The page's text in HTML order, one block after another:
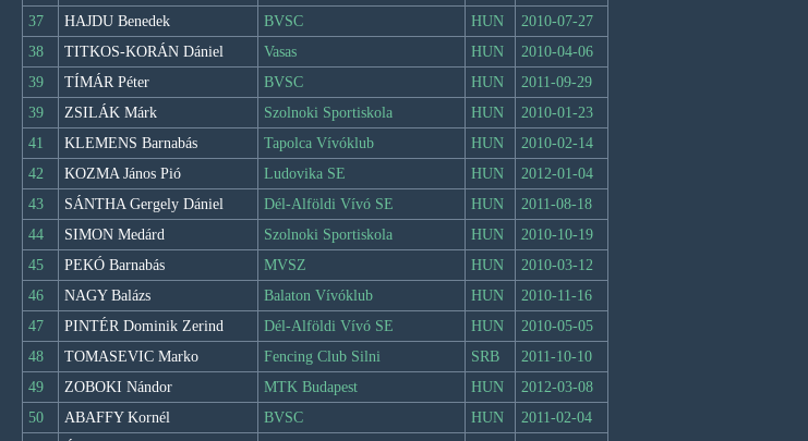
37
HAJDU Benedek BVSC HUN
2010-07-27
38
TITKOS-KORÁN Dániel Vasas HUN
2010-04-06
39
TÍMÁR Péter BVSC HUN
2011-09-29
39
ZSILÁK Márk Szolnoki Sportiskola HUN
2010-01-23
41
KLEMENS Barnabás Tapolca Vívóklub HUN
2010-02-14
42
KOZMA János Pió Ludovika SE HUN
2012-01-04
43
SÁNTHA Gergely Dániel Dél-Alföldi Vívó SE HUN
2011-08-18
44
SIMON Medárd Szolnoki Sportiskola HUN
2010-10-19
45
PEKÓ Barnabás MVSZ HUN
2010-03-12
46
NAGY Balázs Balaton Vívóklub HUN
2010-11-16
47
PINTÉR Dominik Zerind Dél-Alföldi Vívó SE HUN
2010-05-05
48
TOMASEVIC Marko Fencing Club Silni SRB
2011-10-10
49
ZOBOKI Nándor MTK Budapest HUN
2012-03-08
50
ABAFFY Kornél BVSC HUN
2011-02-04